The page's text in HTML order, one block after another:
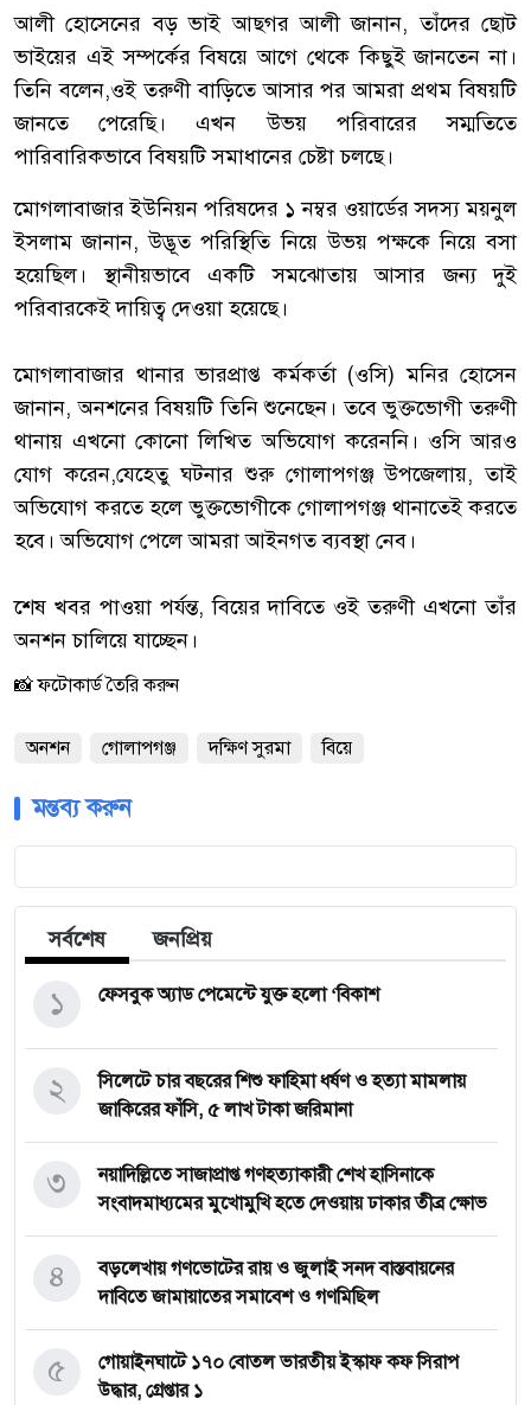
‎আলী হোসেনের বড় ভাই আছগর আলী জানান, তাঁদের ছোট
ভাইয়ের এই সম্পর্কের বিষয়ে আগে থেকে কিছুই জানতেন না।
তিনি বলেন,ওই তরুণী বাড়িতে আসার পর আমরা প্রথম বিষয়টি
জানতে পেরেছি। এখন উভয় পরিবারের সম্মতিতে
পারিবারিকভাবে বিষয়টি সমাধানের চেষ্টা চলছে।
‎মোগলাবাজার ইউনিয়ন পরিষদের ১ নম্বর ওয়ার্ডের সদস্য ময়নুল
ইসলাম জানান, উদ্ভূত পরিস্থিতি নিয়ে উভয় পক্ষকে নিয়ে বসা
হয়েছিল। স্থানীয়ভাবে একটি সমঝোতায় আসার জন্য দুই
পরিবারকেই দায়িত্ব দেওয়া হয়েছে।
‎মোগলাবাজার থানার ভারপ্রাপ্ত কর্মকর্তা (ওসি) মনির হোসেন
জানান, অনশনের বিষয়টি তিনি শুনেছেন। তবে ভুক্তভোগী তরুণী
থানায় এখনো কোনো লিখিত অভিযোগ করেননি। ওসি আরও
যোগ করেন,যেহেতু ঘটনার শুরু গোলাপগঞ্জ উপজেলায়, তাই
অভিযোগ করতে হলে ভুক্তভোগীকে গোলাপগঞ্জ থানাতেই করতে
হবে। অভিযোগ পেলে আমরা আইনগত ব্যবস্থা নেব।
‎শেষ খবর পাওয়া পর্যন্ত, বিয়ের দাবিতে ওই তরুণী এখনো তাঁর
অনশন চালিয়ে যাচ্ছেন।
📸 ফটোকার্ড তৈরি করুন
অনশন গোলাপগঞ্জ দক্ষিণ সুরমা বিয়ে
মন্তব্য করুন
সর্বশেষ জনপ্রিয়
ফেসবুক অ্যাড পেমেন্টে যুক্ত হলো ‘বিকাশ
১
সিলেটে চার বছরের শিশু ফাহিমা ধর্ষণ ও হত্যা মামলায়
জাকিরের ফাঁসি, ৫ লাখ টাকা জরিমানা
২
নয়াদিল্লিতে সাজাপ্রাপ্ত গণহত্যাকারী শেখ হাসিনাকে
সংবাদমাধ্যমের মুখোমুখি হতে দেওয়ায় ঢাকার তীব্র ক্ষোভ
৩
বড়লেখায় গণভোটের রায় ও জুলাই সনদ বাস্তবায়নের
দাবিতে জামায়াতের সমাবেশ ও গণমিছিল
৪
গোয়াইনঘাটে ১৭০ বোতল ভারতীয় ইস্কাফ কফ সিরাপ
উদ্ধার, গ্রেপ্তার ১
৫